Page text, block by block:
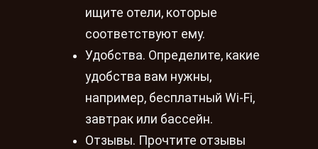
ищите отели, которые
соответствуют ему.
Удобства. Определите, какие
удобства вам нужны,
например, бесплатный Wi-Fi,
завтрак или бассейн.
Отзывы. Прочтите отзывы